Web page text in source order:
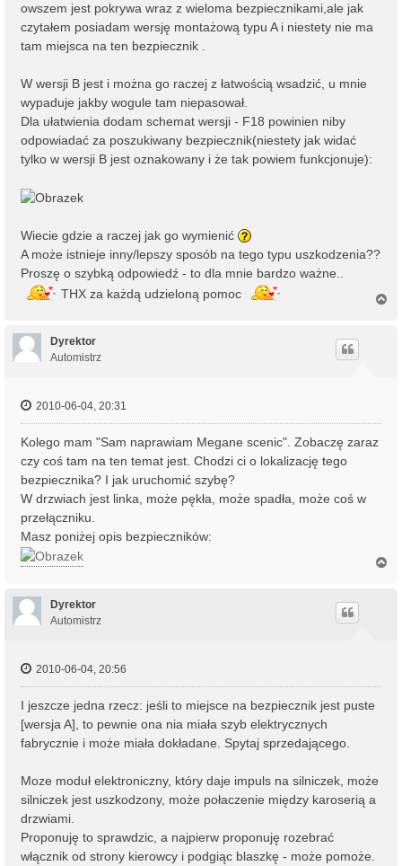
owszem jest pokrywa wraz z wieloma bezpiecznikami,ale jak
czytałem posiadam wersję montażową typu A i niestety nie ma
tam miejsca na ten bezpiecznik .
W wersji B jest i można go raczej z łatwością wsadzić, u mnie
wypaduje jakby wogule tam niepasował.
Dla ułatwienia dodam schemat wersji - F18 powinien niby
odpowiadać za poszukiwany bezpiecznik(niestety jak widać
tylko w wersji B jest oznakowany i że tak powiem funkcjonuje):
Wiecie gdzie a raczej jak go wymienić
A może istnieje inny/lepszy sposób na tego typu uszkodzenia??
Proszę o szybką odpowiedź - to dla mnie bardzo ważne..
THX za każdą udzieloną pomoc
Dyrektor
Automistrz
2010-06-04, 20:31
Kolego mam "Sam naprawiam Megane scenic". Zobaczę zaraz
czy coś tam na ten temat jest. Chodzi ci o lokalizację tego
bezpiecznika? I jak uruchomić szybę?
W drzwiach jest linka, może pękła, może spadła, może coś w
przełączniku.
Masz poniżej opis bezpieczników:
Dyrektor
Automistrz
2010-06-04, 20:56
I jeszcze jedna rzecz: jeśli to miejsce na bezpiecznik jest puste
[wersja A], to pewnie ona nia miała szyb elektrycznych
fabrycznie i może miała dokładane. Spytaj sprzedającego.
Moze moduł elektroniczny, który daje impuls na silniczek, może
silniczek jest uszkodzony, może połaczenie między karoserią a
drzwiami.
Proponuję to sprawdzic, a najpierw proponuję rozebrać
włącznik od strony kierowcy i podgiąc blaszkę - może pomoże.